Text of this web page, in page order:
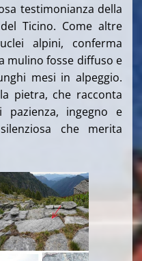
testimonianza della
Ticino. Come altre
alpini, conferma
mulino fosse diffuso e
mesi in alpeggio.
pietra, che racconta
ingegno e
che merita